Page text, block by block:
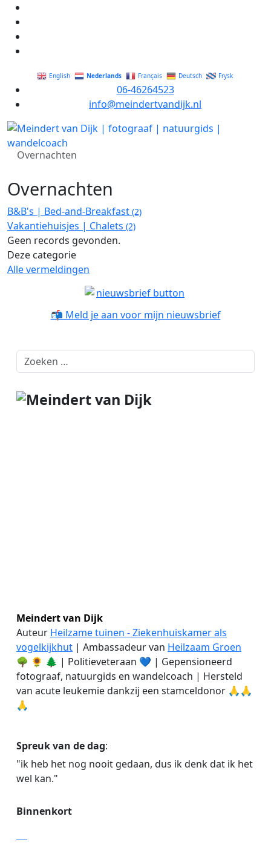
English Nederlands Français Deutsch Frysk
06-46264523
info@meindertvandijk.nl
Overnachten
Overnachten
B&B's | Bed-and-Breakfast (2)
Vakantiehuisjes | Chalets (2)
Geen records gevonden.
Deze categorie
Alle vermeldingen
📬 Meld je aan voor mijn nieuwsbrief
Zoeken
Meindert van Dijk
Auteur Heilzame tuinen - Ziekenhuiskamer als
vogelkijkhut | Ambassadeur van Heilzaam Groen
🌳 🌻 🌲 | Politieveteraan 💙 | Gepensioneerd
fotograaf, natuurgids en wandelcoach | Hersteld
van acute leukemie dankzij een stamceldonor 🙏🙏
🙏
Spreuk van de dag:
"ik heb het nog nooit gedaan, dus ik denk dat ik het
wel kan."
Binnenkort